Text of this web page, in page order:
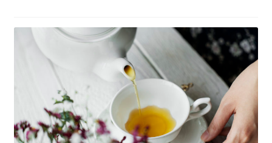
選
單
香Ｉ香料廚房
全Ｉ養生總覽
購物車